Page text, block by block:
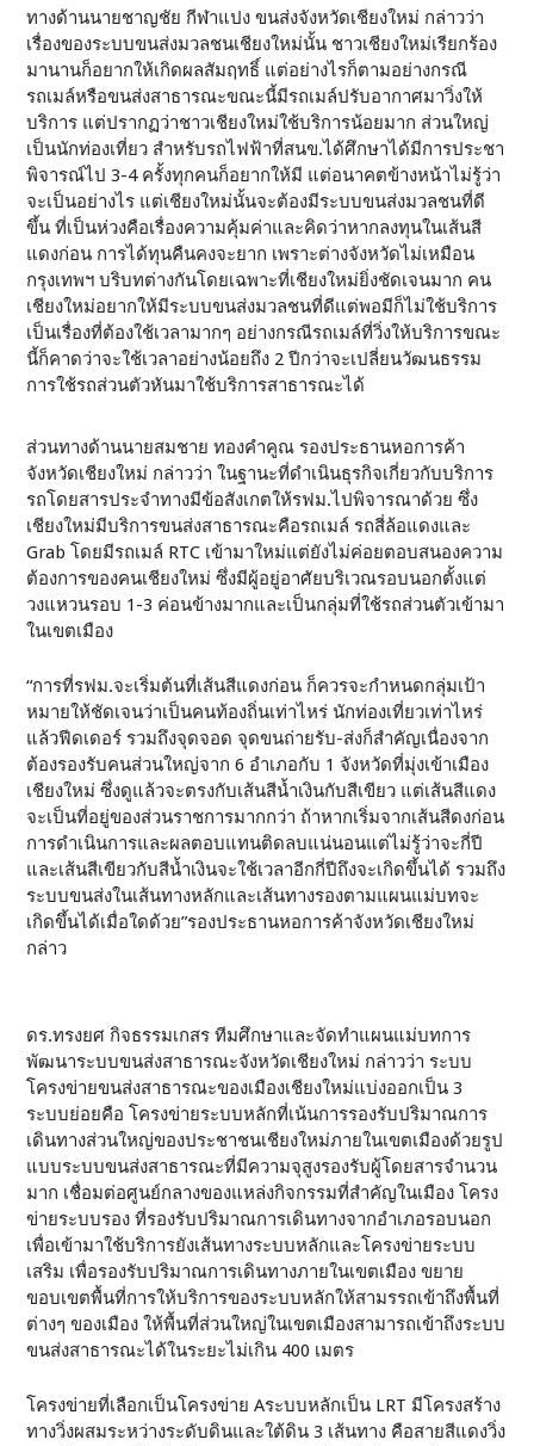
ทางด้านนายชาญชัย กีฬาแปง ขนส่งจังหวัดเชียงใหม่ กล่าวว่า
เรื่องของระบบขนส่งมวลชนเชียงใหม่นั้น ชาวเชียงใหม่เรียกร้อง
มานานก็อยากให้เกิดผลสัมฤทธิ์ แต่อย่างไรก็ตามอย่างกรณี
รถเมล์หรือขนส่งสาธารณะขณะนี้มีรถเมล์ปรับอากาศมาวิ่งให้
บริการ แต่ปรากฏว่าชาวเชียงใหม่ใช้บริการน้อยมาก ส่วนใหญ่
เป็นนักท่องเที่ยว สำหรับรถไฟฟ้าที่สนข.ได้ศึกษาได้มีการประชา
พิจารณ์ไป 3-4 ครั้งทุกคนก็อยากให้มี แต่อนาคตข้างหน้าไม่รู้ว่า
จะเป็นอย่างไร แต่เชียงใหม่นั้นจะต้องมีระบบขนส่งมวลชนที่ดี
ขึ้น ที่เป็นห่วงคือเรื่องความคุ้มค่าและคิดว่าหากลงทุนในเส้นสี
แดงก่อน การได้ทุนคืนคงจะยาก เพราะต่างจังหวัดไม่เหมือน
กรุงเทพฯ บริบทต่างกันโดยเฉพาะที่เชียงใหม่ยิ่งชัดเจนมาก คน
เชียงใหม่อยากให้มีระบบขนส่งมวลชนที่ดีแต่พอมีก็ไม่ใช้บริการ
เป็นเรื่องที่ต้องใช้เวลามากๆ อย่างกรณีรถเมล์ที่วิ่งให้บริการขณะ
นี้ก็คาดว่าจะใช้เวลาอย่างน้อยถึง 2 ปีกว่าจะเปลี่ยนวัฒนธรรม
การใช้รถส่วนตัวหันมาใช้บริการสาธารณะได้
ส่วนทางด้านนายสมชาย ทองคำคูณ รองประธานหอการค้า
จังหวัดเชียงใหม่ กล่าวว่า ในฐานะที่ดำเนินธุรกิจเกี่ยวกับบริการ
รถโดยสารประจำทางมีข้อสังเกตให้รฟม.ไปพิจารณาด้วย ซึ่ง
เชียงใหม่มีบริการขนส่งสาธารณะคือรถเมล์ รถสี่ล้อแดงและ
Grab โดยมีรถเมล์ RTC เข้ามาใหม่แต่ยังไม่ค่อยตอบสนองความ
ต้องการของคนเชียงใหม่ ซึ่งมีผู้อยู่อาศัยบริเวณรอบนอกตั้งแต่
วงแหวนรอบ 1-3 ค่อนข้างมากและเป็นกลุ่มที่ใช้รถส่วนตัวเข้ามา
ในเขตเมือง
“การที่รฟม.จะเริ่มต้นที่เส้นสีแดงก่อน ก็ควรจะกำหนดกลุ่มเป้า
หมายให้ชัดเจนว่าเป็นคนท้องถิ่นเท่าไหร่ นักท่องเที่ยวเท่าไหร่
แล้วฟีดเดอร์ รวมถึงจุดจอด จุดขนถ่ายรับ-ส่งก็สำคัญเนื่องจาก
ต้องรองรับคนส่วนใหญ่จาก 6 อำเภอกับ 1 จังหวัดที่มุ่งเข้าเมือง
เชียงใหม่ ซึ่งดูแล้วจะตรงกับเส้นสีน้ำเงินกับสีเขียว แต่เส้นสีแดง
จะเป็นที่อยู่ของส่วนราชการมากกว่า ถ้าหากเริ่มจากเส้นสีดงก่อน
การดำเนินการและผลตอบแทนติดลบแน่นอนแต่ไม่รู้ว่าจะกี่ปี
และเส้นสีเขียวกับสีน้ำเงินจะใช้เวลาอีกกี่ปีถึงจะเกิดขึ้นได้ รวมถึง
ระบบขนส่งในเส้นทางหลักและเส้นทางรองตามแผนแม่บทจะ
เกิดขึ้นได้เมื่อใดด้วย”รองประธานหอการค้าจังหวัดเชียงใหม่
กล่าว
ดร.ทรงยศ กิจธรรมเกสร ทีมศึกษาและจัดทำแผนแม่บทการ
พัฒนาระบบขนส่งสาธารณะจังหวัดเชียงใหม่ กล่าวว่า ระบบ
โครงข่ายขนส่งสาธารณะของเมืองเชียงใหม่แบ่งออกเป็น 3
ระบบย่อยคือ โครงข่ายระบบหลักที่เน้นการรองรับปริมาณการ
เดินทางส่วนใหญ่ของประชาชนเชียงใหม่ภายในเขตเมืองด้วยรูป
แบบระบบขนส่งสาธารณะที่มีความจุสูงรองรับผู้โดยสารจำนวน
มาก เชื่อมต่อศูนย์กลางของแหล่งกิจกรรมที่สำคัญในเมือง โครง
ข่ายระบบรอง ที่รองรับปริมาณการเดินทางจากอำเภอรอบนอก
เพื่อเข้ามาใช้บริการยังเส้นทางระบบหลักและโครงข่ายระบบ
เสริม เพื่อรองรับปริมาณการเดินทางภายในเขตเมือง ขยาย
ขอบเขตพื้นที่การให้บริการของระบบหลักให้สามรรถเข้าถึงพื้นที่
ต่างๆ ของเมือง ให้พื้นที่ส่วนใหญ่ในเขตเมืองสามารถเข้าถึงระบบ
ขนส่งสาธารณะได้ในระยะไม่เกิน 400 เมตร
โครงข่ายที่เลือกเป็นโครงข่าย Aระบบหลักเป็น LRT มีโครงสร้าง
ทางวิ่งผสมระหว่างระดับดินและใต้ดิน 3 เส้นทาง คือสายสีแดงวิ่ง